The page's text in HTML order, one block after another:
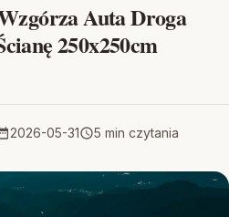
Auta Droga
250x250cm
2026-05-31 5 min czytania